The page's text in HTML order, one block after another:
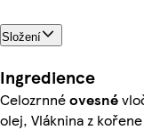
Složení
Ingredience
Celozrnnéovesné
olej, Vláknina z